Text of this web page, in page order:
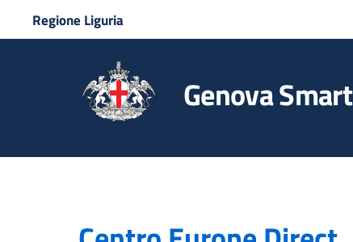
Regione Liguria
Genova Smart